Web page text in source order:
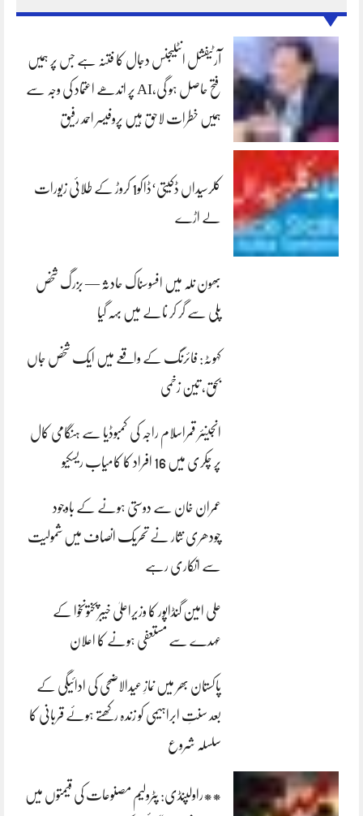
آرٹیفشل انٹلیجنس دجال کا فتنہ ہے جس پر ہمیں
فتح حاصل ہو گی،AI پر اندھے اعتماد کی وجہ سے
ہمیں خطرات لاحق ہیں پروفیسر احمد رفیق
کلرسیداں ڈکیتی‘ڈاکو1 کروڑ کے طلائی زیورات
لے اڑے
بھون نلہ میں افسوسناک حادثہ — بزرگ شخص
پلی سے گر کر نالے میں بہہ گیا
کہوٹہ: فائرنگ کے واقعے میں ایک شخص جاں
بحق، تین زخمی
انجینئر قمراسلام راجہ کی کمبوڈیا سے ہنگامی کال
پر چکری میں 16 افراد کا کامیاب ریسکیو
عمران خان سے دوستی ہونے کے باوجود
چودھری نثار نے تحریک انصاف میں شمولیت
سے انکاری رہے
علی امین گنڈاپور کا وزیراعلیٰ خیبرپختونخوا کے
عہدے سے مستعفی ہونے کا اعلان
پاکستان بھر میں نمازِ عیدالاضحی کی ادائیگی کے
بعد سنتِ ابراہیمی کو زندہ رکھتے ہوئے قربانی کا
سلسلہ شروع
**راولپنڈی: پٹرولیم مصنوعات کی قیمتوں میں